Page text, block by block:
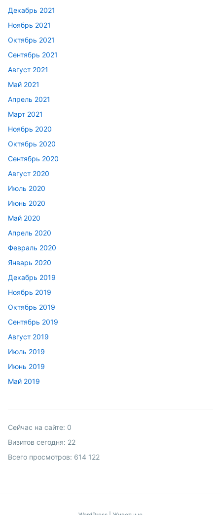
Декабрь 2021
Ноябрь 2021
Октябрь 2021
Сентябрь 2021
Август 2021
Май 2021
Апрель 2021
Март 2021
Ноябрь 2020
Октябрь 2020
Сентябрь 2020
Август 2020
Июль 2020
Июнь 2020
Май 2020
Апрель 2020
Февраль 2020
Январь 2020
Декабрь 2019
Ноябрь 2019
Октябрь 2019
Сентябрь 2019
Август 2019
Июль 2019
Июнь 2019
Май 2019
Сейчас на сайте: 0
Визитов сегодня: 22
Всего просмотров: 614 122